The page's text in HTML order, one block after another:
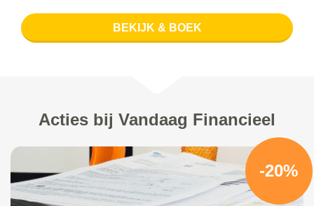
BEKIJK & BOEK
Acties bij Vandaag Financieel
-20%